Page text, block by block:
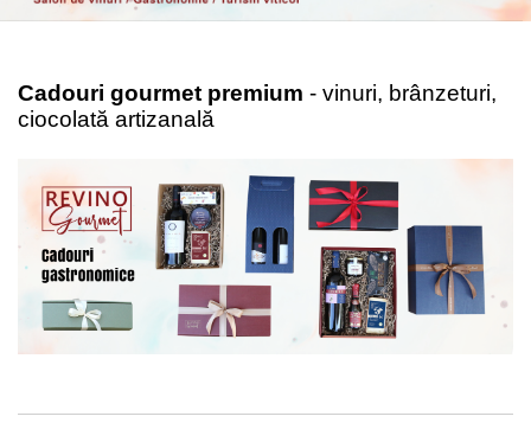
Cadouri gourmet premium - vinuri, brânzeturi,
ciocolată artizanală